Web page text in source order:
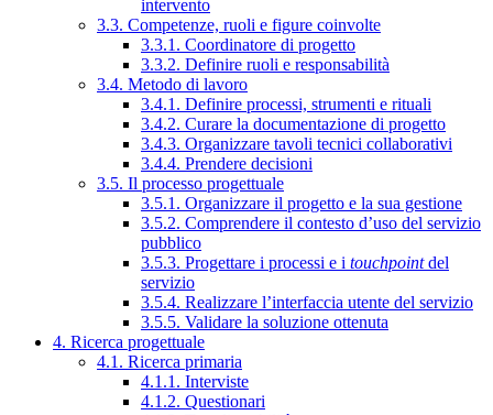
intervento
3.3. Competenze, ruoli e figure coinvolte
3.3.1. Coordinatore di progetto
3.3.2. Definire ruoli e responsabilità
3.4. Metodo di lavoro
3.4.1. Definire processi, strumenti e rituali
3.4.2. Curare la documentazione di progetto
3.4.3. Organizzare tavoli tecnici collaborativi
3.4.4. Prendere decisioni
3.5. Il processo progettuale
3.5.1. Organizzare il progetto e la sua gestione
3.5.2. Comprendere il contesto d’uso del servizio
pubblico
3.5.3. Progettare i processi e i touchpointdel
servizio
3.5.4. Realizzare l’interfaccia utente del servizio
3.5.5. Validare la soluzione ottenuta
4. Ricerca progettuale
4.1. Ricerca primaria
4.1.1. Interviste
4.1.2. Questionari